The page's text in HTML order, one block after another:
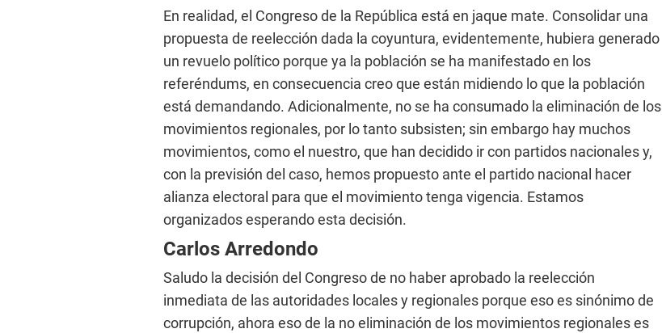
En realidad, el Congreso de la República está en jaque mate. Consolidar una
propuesta de reelección dada la coyuntura, evidentemente, hubiera generado
un revuelo político porque ya la población se ha manifestado en los
referéndums, en consecuencia creo que están midiendo lo que la población
está demandando. Adicionalmente, no se ha consumado la eliminación de los
movimientos regionales, por lo tanto subsisten; sin embargo hay muchos
movimientos, como el nuestro, que han decidido ir con partidos nacionales y,
con la previsión del caso, hemos propuesto ante el partido nacional hacer
alianza electoral para que el movimiento tenga vigencia. Estamos
organizados esperando esta decisión.
Carlos Arredondo
Saludo la decisión del Congreso de no haber aprobado la reelección
inmediata de las autoridades locales y regionales porque eso es sinónimo de
corrupción, ahora eso de la no eliminación de los movimientos regionales es